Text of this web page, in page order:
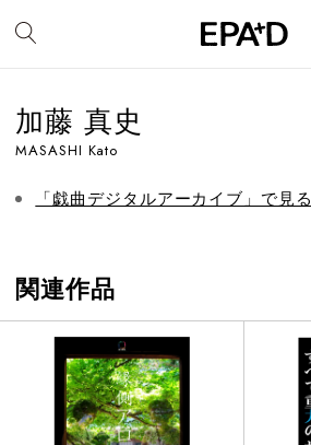
加藤 真史
MASASHI Kato
「戯曲デジタルアーカイブ」で見る
関連作品